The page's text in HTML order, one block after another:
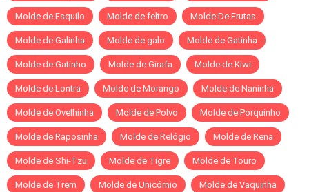
Molde de Esquilo Molde de feltro Molde De Frutas
Molde de Galinha Molde de galo Molde de Gatinha
Molde de Gatinho Molde de Girafa Molde de Kiwi
Molde de Lontra Molde de Morango Molde de Naninha
Molde de Ovelhinha Molde de Polvo Molde de Porquinho
Molde de Raposinha Molde de Relógio Molde de Rena
Molde de Shi-Tzu Molde de Tigre Molde de Touro
Molde de Trem Molde de Unicórnio Molde de Vaquinha